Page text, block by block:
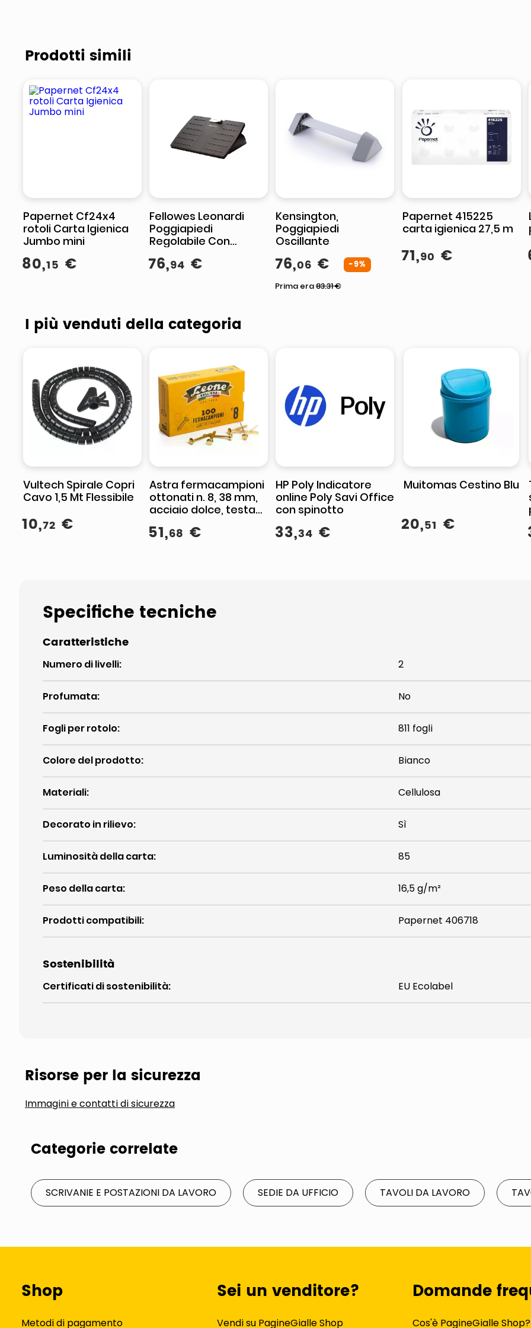
Prodotti simili
Papernet Cf24x4
rotoli Carta Igienica
Jumbo mini
80,15 €
Fellowes Leonardi
Poggiapiedi
Regolabile Con
Microban Office
Suites
76,94 €
Kensington,
Poggiapiedi
Oscillante
76,06 € -9%
Prima era83.31€
Papernet 415225
carta igienica 27,5 m
71,90 €
I più venduti della categoria
Vultech Spirale Copri
Cavo 1,5 Mt Flessibile
10,72 €
Astra fermacampioni
ottonati n. 8, 38 mm,
acciaio dolce, testa
antiruggine,
51,68 €
HP Poly Indicatore
online Poly Savi Office
con spinotto
33,34 €
Muitomas Cestino Blu
20,51 €
Specifiche tecniche
Caratteristiche
Numero di livelli: 2
Profumata: No
Fogli per rotolo: 811 fogli
Colore del prodotto: Bianco
Materiali: Cellulosa
Decorato in rilievo: Sì
Luminosità della carta: 85
Peso della carta: 16,5 g/m²
Prodotti compatibili: Papernet 406718
Sostenibilità
Certificati di sostenibilità: EU Ecolabel
Risorse per la sicurezza
Immagini e contatti di sicurezza
Categorie correlate
SCRIVANIE E POSTAZIONI DA LAVORO SEDIE DA UFFICIO TAVOLI DA LAVORO
Shop
Metodi di pagamento
Sei un venditore?
Vendi su PagineGialle Shop
Domande
Cos'è PagineGialle Shop?